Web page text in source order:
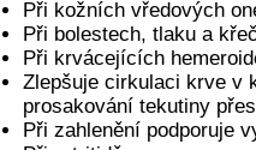
Při kožních vředových
Při bolestech, tlaku a
Při krvácejících
Zlepšuje cirkulaci krve v
prosakování tekutiny
Při zahlenění podporuje